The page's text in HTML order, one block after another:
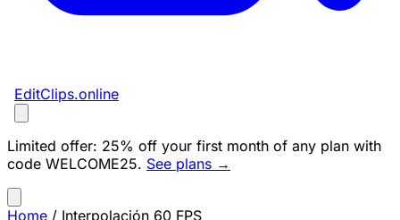
EditClips.online
Limited offer: 25% off your first month of any plan with
code WELCOME25. See plans →
Home / Interpolación 60 FPS